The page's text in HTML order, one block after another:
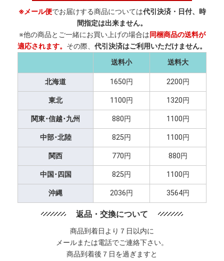
※メール便でお届けする商品については代引決済・日付、時
間指定は出来ません。
※他の商品とご一緒にお買い上げの場合は同梱商品の送料が
適応されます。 その際、 代引決済はご利用いただけません。
送料小
送料大
北海道 1650円 2200円
東北 1100円 1320円
関東･信越･九州 880円 1100円
中部･北陸 825円 1100円
関西 770円 880円
中国･四国 825円 1100円
沖縄 2036円 3564円
返品・交換について
商品到着日より７日以内に
メールまたは電話でご連絡下さい。
商品到着後７日を過ぎますと